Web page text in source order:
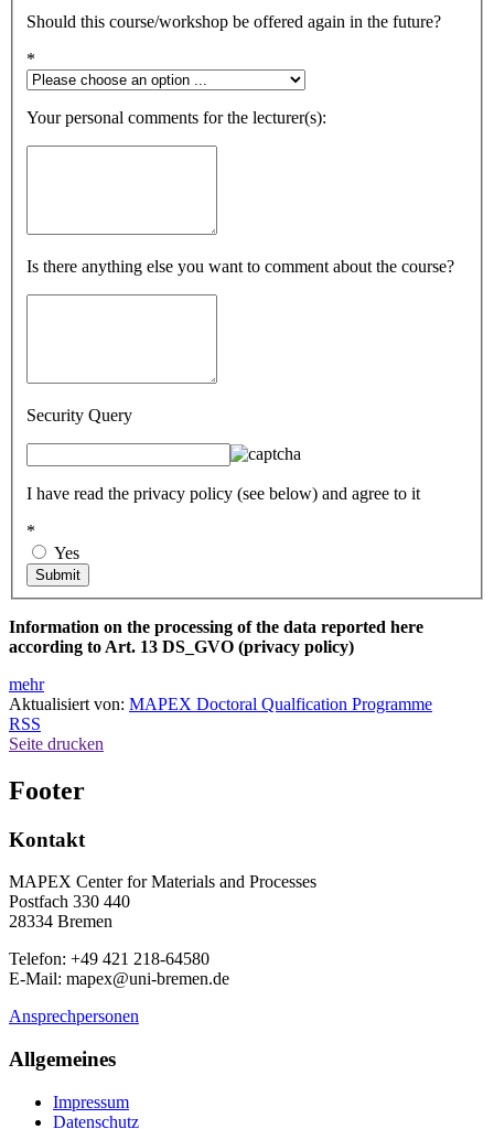
Should this course/workshop be offered again in the future?
*
Your personal comments for the lecturer(s):
Is there anything else you want to comment about the course?
Security Query
I have read the privacy policy (see below) and agree to it
*
Yes
Information on the processing of the data reported here
according to Art. 13 DS_GVO (privacy policy)
mehr
Aktualisiert von: MAPEX Doctoral Qualfication Programme
RSS
Seite drucken
Footer
Kontakt
MAPEX Center for Materials and Processes
Postfach 330 440
28334 Bremen
Telefon: +49 421 218-64580
E-Mail: mapex@uni-bremen.de
Ansprechpersonen
Allgemeines
Impressum
Datenschutz